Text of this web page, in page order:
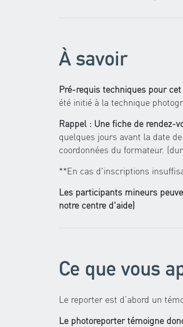
À savoir
Pré-requis techniques pour
été initié à la technique
Rappel : Une fiche de rendez-
quelques jours avant la date
coordonnées du formateur.
**En cas d'inscriptions
Les participants mineurs
notre centre d'aide)
Ce que vous
Le reporter est d’abord un
Le photoreporter témoigne